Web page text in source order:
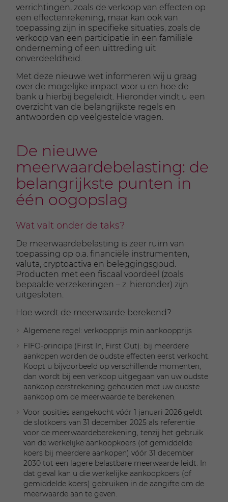
verrichtingen, zoals de verkoop van effecten op
een effectenrekening, maar kan ook van
toepassing zijn in specifieke situaties, zoals de
verkoop van een participatie in een familiale
onderneming of een uittreding uit
onverdeeldheid.
Met deze nieuwe wet informeren wij u graag
over de mogelijke impact voor u en hoe de
bank u hierbij begeleidt. Hieronder vindt u een
overzicht van de belangrijkste regels en
antwoorden op veelgestelde vragen.
De nieuwe
meerwaardebelasting: de
belangrijkste punten in
één oogopslag
Wat valt onder de taks?
De meerwaardebelasting is zeer ruim van
toepassing op o.a. financiële instrumenten,
valuta, cryptoactiva en beleggingsgoud.
Producten met een fiscaal voordeel (zoals
bepaalde verzekeringen – z. hieronder) zijn
uitgesloten.
Hoe wordt de meerwaarde berekend?
Algemene regel: verkoopprijs min aankoopprijs
FIFO-principe (First In, First Out): bij meerdere
aankopen worden de oudste effecten eerst verkocht.
Koopt u bijvoorbeeld op verschillende momenten,
dan wordt bij een verkoop uitgegaan van uw oudste
aankoop eerstrekening gehouden met uw oudste
aankoop om de meerwaarde te berekenen.
Voor posities aangekocht vóór 1 januari 2026 geldt
de slotkoers van 31 december 2025 als referentie
voor de meerwaardeberekening, tenzij het gebruik
van de werkelijke aankoopkoers (of gemiddelde
koers bij meerdere aankopen) vóór 31 december
2030 tot een lagere belastbare meerwaarde leidt. In
dat geval kan u die werkelijke aankoopkoers (of
gemiddelde koers) gebruiken in de aangifte om de
meerwaarde aan te geven.